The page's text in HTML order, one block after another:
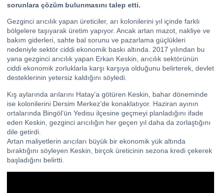
sorunlara çözüm bulunmasını talep etti.
Gezginci arıcılık yapan üreticiler, arı kolonilerini yıl içinde farklı
bölgelere taşıyarak üretim yapıyor. Ancak artan mazot, nakliye ve
bakım giderleri, sahte bal sorunu ve pazarlama güçlükleri
nedeniyle sektör ciddi ekonomik baskı altında. 2017 yılından bu
yana gezginci arıcılık yapan Erkan Keskin, arıcılık sektörünün
ciddi ekonomik zorluklarla karşı karşıya olduğunu belirterek, devlet
desteklerinin yetersiz kaldığını söyledi.
Kış aylarında arılarını Hatay’a götüren Keskin, bahar döneminde
ise kolonilerini Dersim Merkez’de konaklatıyor. Haziran ayının
ortalarında Bingöl’ün Yedisu ilçesine geçmeyi planladığını ifade
eden Keskin, gezginci arıcılığın her geçen yıl daha da zorlaştığını
dile getirdi.
Artan maliyetlerin arıcıları büyük bir ekonomik yük altında
bıraktığını söyleyen Keskin, birçok üreticinin sezona kredi çekerek
başladığını belirtti.